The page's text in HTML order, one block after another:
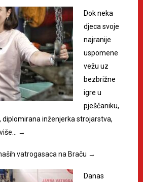
Dok neka
djeca svoje
najranije
uspomene
vežu uz
bezbrižne
igre u
pješčaniku,
diplomirana inženjerka strojarstva,
→
vatrogasaca na Braču →
Danas